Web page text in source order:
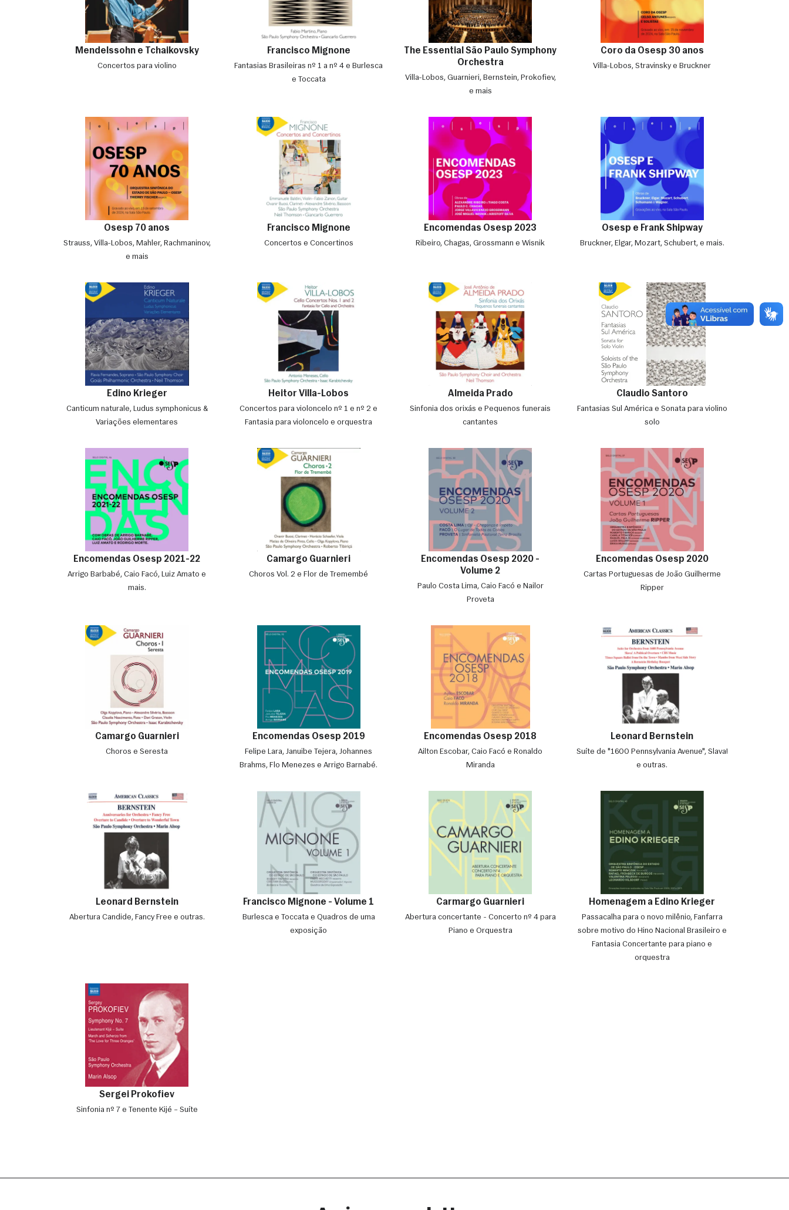
Mendelssohn e Tchaikovsky
Concertos para violino
Francisco Mignone
Fantasias Brasileiras nº 1 a nº 4 e Burlesca
e Toccata
The Essential São Paulo Symphony
Orchestra
Villa-Lobos, Guarnieri, Bernstein, Prokofiev,
e mais
Coro da Osesp 30 anos
Villa-Lobos, Stravinsky e Bruckner
Osesp 70 anos
Strauss, Villa-Lobos, Mahler, Rachmaninov,
e mais
Francisco Mignone
Concertos e Concertinos
Encomendas Osesp 2023
Ribeiro, Chagas, Grossmann e Wisnik
Osesp e Frank Shipway
Bruckner, Elgar, Mozart, Schubert, e mais.
Edino Krieger
Canticum naturale, Ludus symphonicus &
Variações elementares
Heitor Villa-Lobos
Concertos para violoncelo nº 1 e nº 2 e
Fantasia para violoncelo e orquestra
Almeida Prado
Sinfonia dos orixás e Pequenos funerais
cantantes
Claudio Santoro
Fantasias Sul América e Sonata para violino
solo
Encomendas Osesp 2021-22
Arrigo Barbabé, Caio Facó, Luiz Amato e
mais.
Camargo Guarnieri
Choros Vol. 2 e Flor de Tremembé
Encomendas Osesp 2020 -
Volume 2
Paulo Costa Lima, Caio Facó e Nailor
Proveta
Encomendas Osesp 2020
Cartas Portuguesas de João Guilherme
Ripper
Camargo Guarnieri
Choros e Seresta
Encomendas Osesp 2019
Felipe Lara, Januibe Tejera, Johannes
Brahms, Flo Menezes e Arrigo Barnabé.
Encomendas Osesp 2018
Ailton Escobar, Caio Facó e Ronaldo
Miranda
Leonard Bernstein
Suíte de "1600 Pennsylvania Avenue", Slava!
e outras.
Leonard Bernstein
Abertura Candide, Fancy Free e outras.
Francisco Mignone - Volume 1
Burlesca e Toccata e Quadros de uma
exposição
Carmargo Guarnieri
Abertura concertante - Concerto nº 4 para
Piano e Orquestra
Homenagem a Edino Krieger
Passacalha para o novo milênio, Fanfarra
sobre motivo do Hino Nacional Brasileiro e
Fantasia Concertante para piano e
orquestra
Sergei Prokofiev
Sinfonia nº 7 e Tenente Kijé – Suíte